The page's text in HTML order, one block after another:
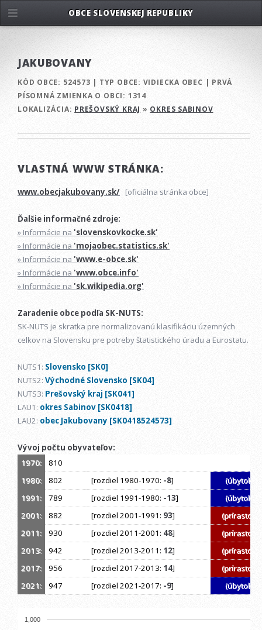
JAKUBOVANY
KÓD OBCE: 524573 | TYP OBCE: VIDIECKA OBEC | PRVÁ
PÍSOMNÁ ZMIENKA O OBCI: 1314
LOKALIZÁCIA: PREŠOVSKÝ KRAJ » OKRES SABINOV
VLASTNÁ WWW STRÁNKA:
www.obecjakubovany.sk/ [oficiálna stránka obce]
Ďalšie informačné zdroje:
» Informácie na 'slovenskovkocke.sk'
» Informácie na 'mojaobec.statistics.sk'
» Informácie na 'www.e-obce.sk'
» Informácie na 'www.obce.info'
» Informácie na 'sk.wikipedia.org'
Zaradenie obce podľa SK-NUTS:
SK-NUTS je skratka pre normalizovanú klasifikáciu územných
celkov na Slovensku pre potreby štatistického úradu a Eurostatu.
NUTS1: Slovensko [SK0]
NUTS2: Východné Slovensko [SK04]
NUTS3: Prešovský kraj [SK041]
LAU1: okres Sabinov [SK0418]
LAU2: obec Jakubovany [SK0418524573]
Vývoj počtu obyvateľov:
1970:
810
1980:
802 [rozdiel 1980-1970: -8]
(úbytok)
1991:
789 [rozdiel 1991-1980: -13]
(úbytok)
2001:
882 [rozdiel 2001-1991: 93]
(prírastok)
2011:
930 [rozdiel 2011-2001: 48]
(prírastok)
2013:
942 [rozdiel 2013-2011: 12]
(prírastok)
2017:
956 [rozdiel 2017-2013: 14]
(prírastok)
2021:
947 [rozdiel 2021-2017: -9] (úbytok)
1,000
OBCE SLOVENSKEJ REPUBLIKY